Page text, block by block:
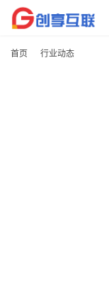
首页 行业动态